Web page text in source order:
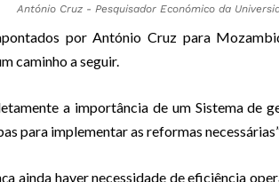
António Cruz - Pesquisador Económico da
por António Cruz para
caminho a seguir.
a importância de um Sistema de
para implementar as reformas
ainda haver necessidade de eficiência